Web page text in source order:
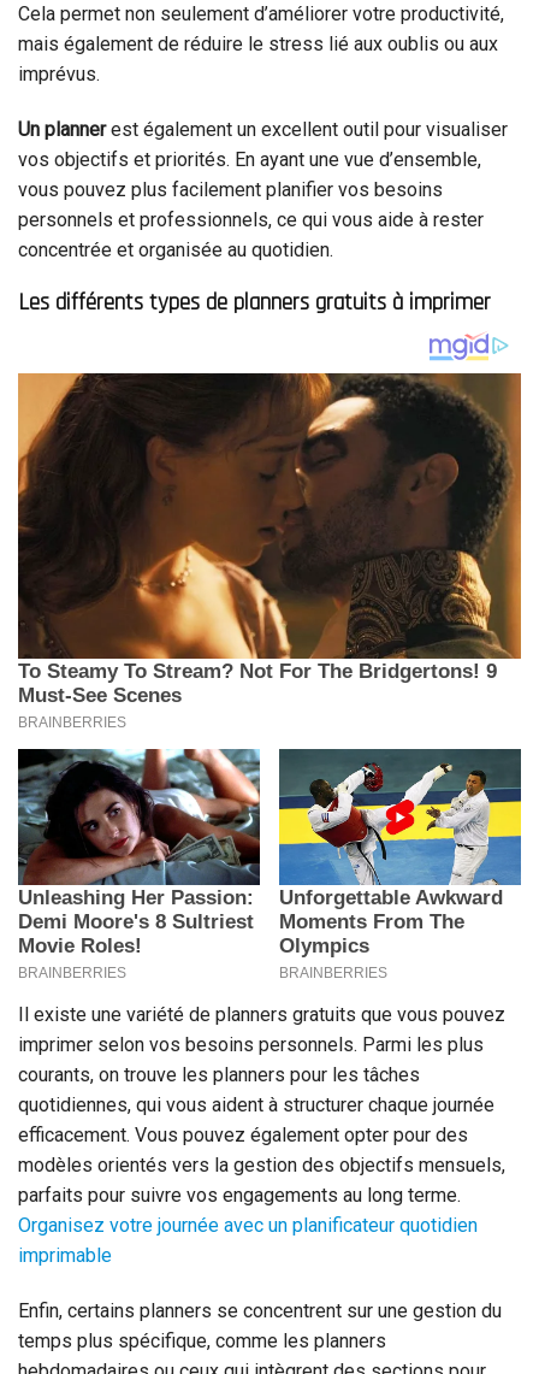
Cela permet non seulement d’améliorer votre productivité,
mais également de réduire le stress lié aux oublis ou aux
imprévus.
Un plannerest également un excellent outil pour visualiser
vos objectifs et priorités. En ayant une vue d’ensemble,
vous pouvez plus facilement planifier vos besoins
personnels et professionnels, ce qui vous aide à rester
concentrée et organisée au quotidien.
Les différents types de planners gratuits à imprimer
Il existe une variété de planners gratuits que vous pouvez
imprimer selon vos besoins personnels. Parmi les plus
courants, on trouve les planners pour les tâches
quotidiennes, qui vous aident à structurer chaque journée
efficacement. Vous pouvez également opter pour des
modèles orientés vers la gestion des objectifs mensuels,
parfaits pour suivre vos engagements au long terme.
Organisez votre journée avec un planificateur quotidien
imprimable
Enfin, certains planners se concentrent sur une gestion du
temps plus spécifique, comme les planners